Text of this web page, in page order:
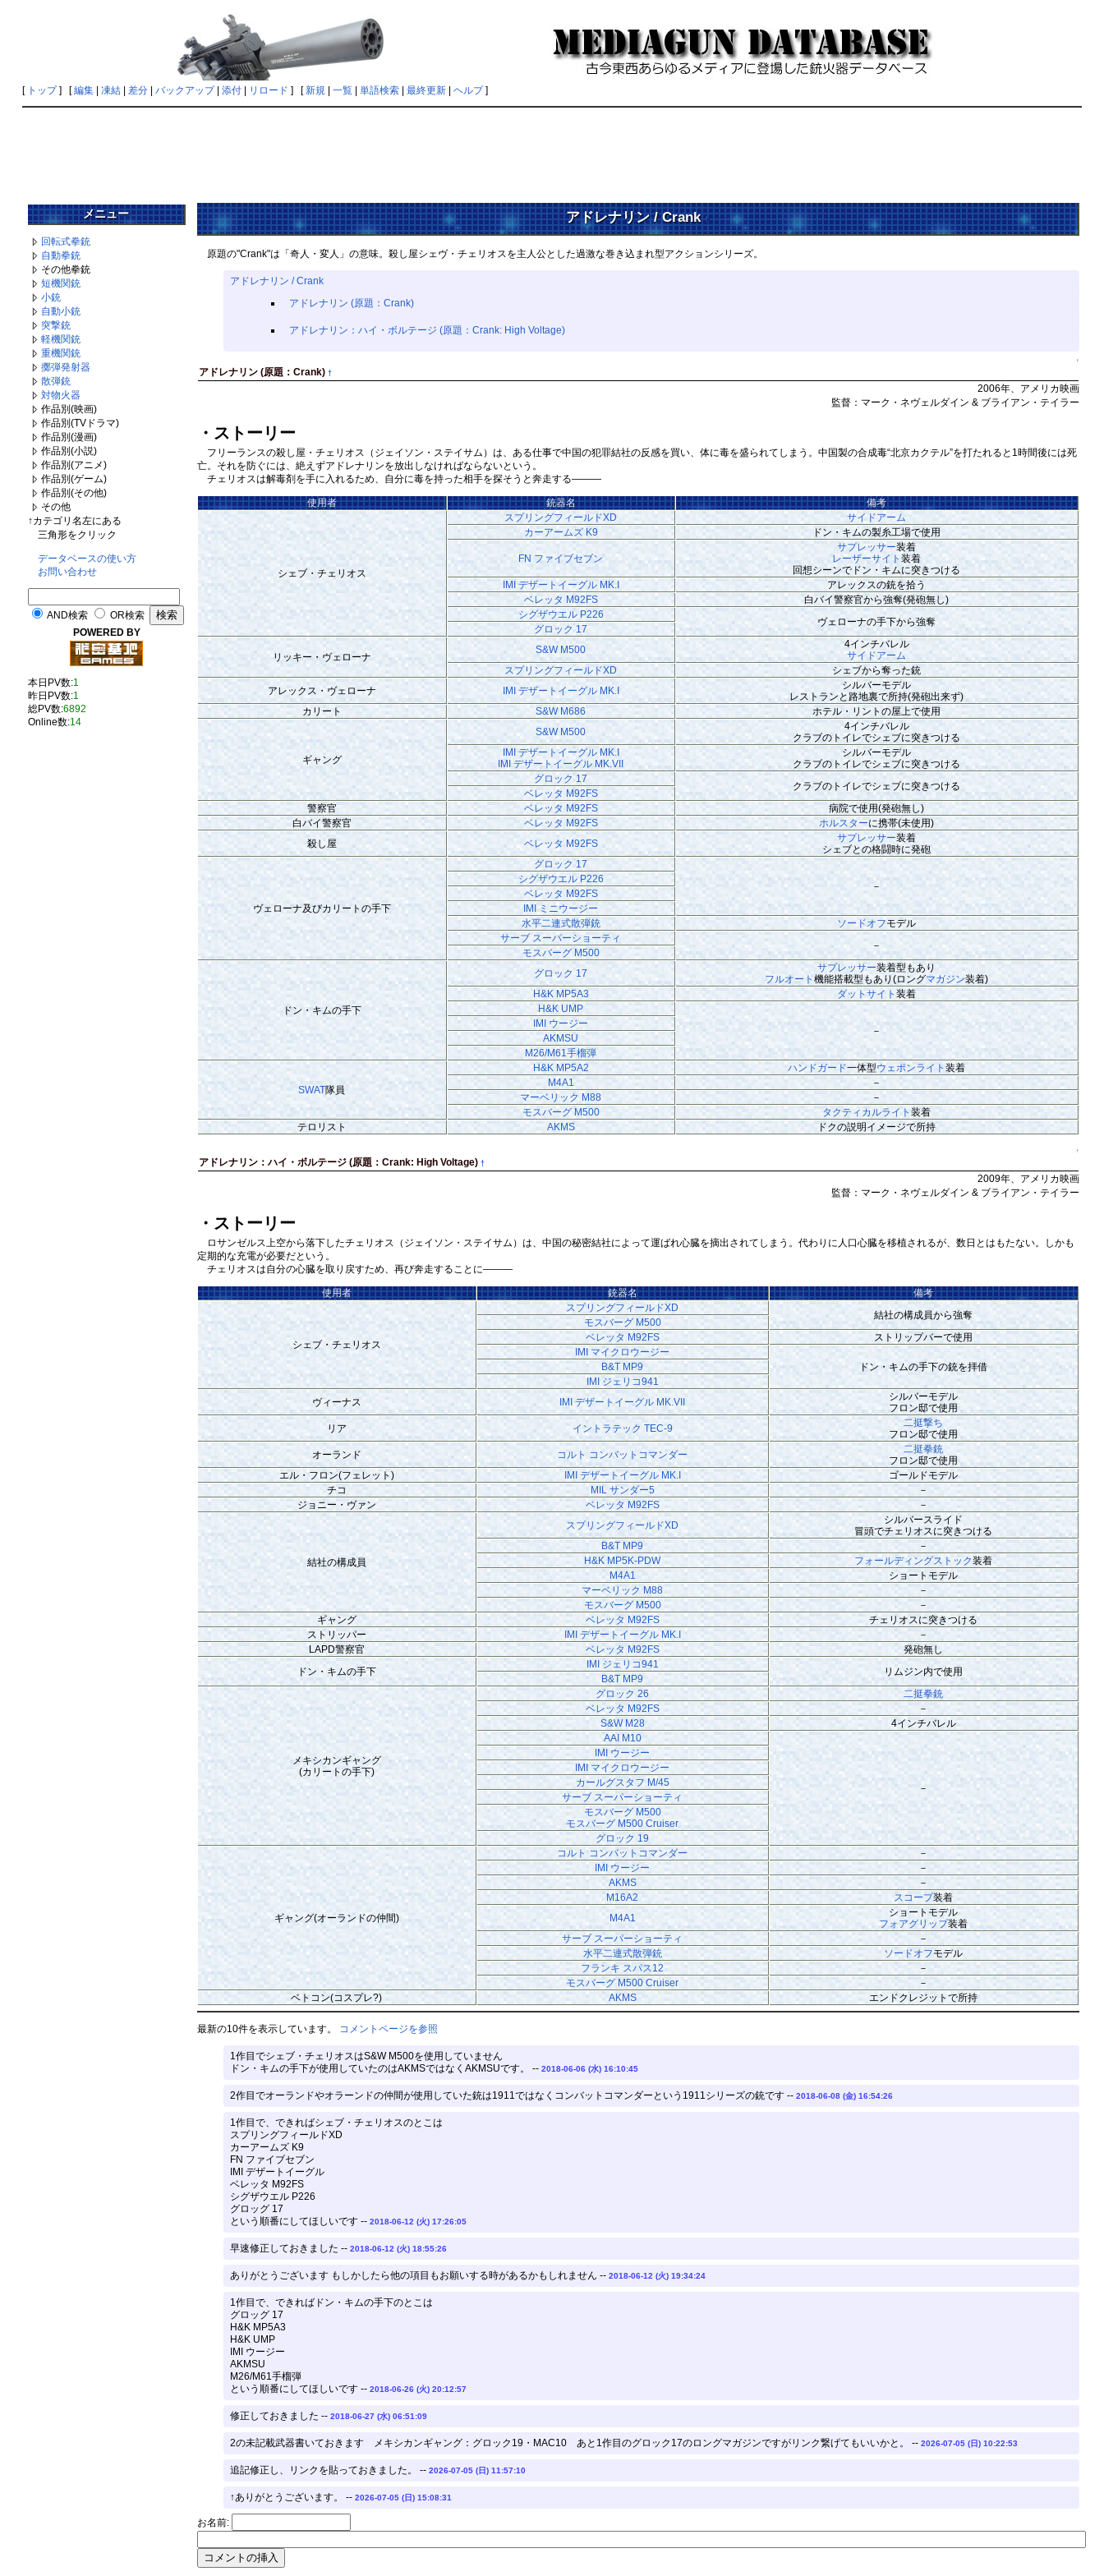
[ トップ] [編集| 凍結| 差分| バックアップ| 添付| リロード ] [新規| 一覧| 単語検索| 最終更新| ヘルプ]
メニュー
回転式拳銃
自動拳銃
その他拳銃
短機関銃
小銃
自動小銃
突撃銃
軽機関銃
重機関銃
擲弾発射器
散弾銃
対物火器
作品別(映画)
作品別(TVドラマ)
作品別(漫画)
作品別(小説)
作品別(アニメ)
作品別(ゲーム)
作品別(その他)
その他
↑カテゴリ名左にある
三角形をクリック
データベースの使い方
お問い合わせ
AND検索
OR検索
POWERED BY
本日PV数:1
昨日PV数:1
総PV数:6892
Online数:14
アドレナリン / Crank†
原題の"Crank"は「奇人・変人」の意味。殺し屋シェヴ・チェリオスを主人公とした過激な巻き込まれ型アクションシリーズ。
アドレナリン / Crank
アドレナリン (原題：Crank)
アドレナリン：ハイ・ボルテージ (原題：Crank: High Voltage)
↑
アドレナリン (原題：Crank) †
2006年、アメリカ映画
監督：マーク・ネヴェルダイン & ブライアン・テイラー
・ストーリー
フリーランスの殺し屋・チェリオス（ジェイソン・ステイサム）は、ある仕事で中国の犯罪結社の反感を買い、体に毒を盛られてしまう。中国製の合成毒“北京カクテル”を打たれると1時間後には死
亡。それを防ぐには、絶えずアドレナリンを放出しなければならないという。
チェリオスは解毒剤を手に入れるため、自分に毒を持った相手を探そうと奔走する―――
使用者 銃器名 備考
シェブ・チェリオス
スプリングフィールドXD
サイドアーム
カーアームズ K9
ドン・キムの製糸工場で使用
FN ファイブセブン
サプレッサー装着
レーザーサイト装着
回想シーンでドン・キムに突きつける
IMI デザートイーグル MK.I
アレックスの銃を拾う
ベレッタ M92FS
白バイ警察官から強奪(発砲無し)
シグザウエル P226
ヴェローナの手下から強奪
グロック 17
リッキー・ヴェローナ
S&W M500
4インチバレル
サイドアーム
スプリングフィールドXD
シェブから奪った銃
アレックス・ヴェローナ
IMI デザートイーグル MK.I
シルバーモデル
レストランと路地裏で所持(発砲出来ず)
カリート
S&W M686 ホテル・リントの屋上で使用
ギャング
S&W M500
4インチバレル
クラブのトイレでシェブに突きつける
IMI デザートイーグル MK.I
IMI デザートイーグル MK.VII
シルバーモデル
クラブのトイレでシェブに突きつける
グロック 17
クラブのトイレでシェブに突きつける
ベレッタ M92FS
警察官
ベレッタ M92FS
病院で使用(発砲無し)
白バイ警察官
ベレッタ M92FS ホルスターに携帯(未使用)
殺し屋
ベレッタ M92FS サプレッサー装着
シェブとの格闘時に発砲
ヴェローナ及びカリートの手下
グロック 17
－
シグザウエル P226
ベレッタ M92FS
IMI ミニウージー
水平二連式散弾銃
ソードオフモデル
サーブ スーパーショーティ
－
モスバーグ M500
ドン・キムの手下
グロック 17 サプレッサー装着型もあり
フルオート機能搭載型もあり(ロングマガジン装着)
H&K MP5A3
ダットサイト装着
H&K UMP
－
IMI ウージー
AKMSU
M26/M61手榴弾
SWAT隊員
H&K MP5A2 ハンドガード一体型ウェポンライト装着
M4A1
－
マーベリック M88
－
モスバーグ M500
タクティカルライト装着
テロリスト
AKMS ドクの説明イメージで所持
↑
アドレナリン：ハイ・ボルテージ (原題：Crank: High Voltage) †
2009年、アメリカ映画
監督：マーク・ネヴェルダイン & ブライアン・テイラー
・ストーリー
ロサンゼルス上空から落下したチェリオス（ジェイソン・ステイサム）は、中国の秘密結社によって運ばれ心臓を摘出されてしまう。代わりに人口心臓を移植されるが、数日とはもたない。しかも
定期的な充電が必要だという。
チェリオスは自分の心臓を取り戻すため、再び奔走することに―――
使用者 銃器名 備考
シェブ・チェリオス
スプリングフィールドXD
結社の構成員から強奪
モスバーグ M500
ベレッタ M92FS
ストリップバーで使用
IMI マイクロウージー
ドン・キムの手下の銃を拝借
B&T MP9
IMI ジェリコ941
ヴィーナス
IMI デザートイーグル MK.VII
シルバーモデル
フロン邸で使用
リア
イントラテック TEC-9
二挺撃ち
フロン邸で使用
オーランド
コルト コンバットコマンダー
二挺拳銃
フロン邸で使用
エル・フロン(フェレット)
IMI デザートイーグル MK.I
ゴールドモデル
チコ
MIL サンダー5
－
ジョニー・ヴァン
ベレッタ M92FS －
結社の構成員
スプリングフィールドXD
シルバースライド
冒頭でチェリオスに突きつける
B&T MP9
－
H&K MP5K-PDW
フォールディングストック装着
M4A1
ショートモデル
マーベリック M88
－
モスバーグ M500
－
ギャング
ベレッタ M92FS
チェリオスに突きつける
ストリッパー
IMI デザートイーグル MK.I
－
LAPD警察官
ベレッタ M92FS
発砲無し
ドン・キムの手下
IMI ジェリコ941
リムジン内で使用
B&T MP9
メキシカンギャング
(カリートの手下)
グロック 26
二挺拳銃
ベレッタ M92FS
－
S&W M28
4インチバレル
AAI M10
－
IMI ウージー
IMI マイクロウージー
カールグスタフ M/45
サーブ スーパーショーティ
モスバーグ M500
モスバーグ M500 Cruiser
グロック 19
ギャング(オーランドの仲間)
コルト コンバットコマンダー
－
IMI ウージー
－
AKMS
－
M16A2
スコープ装着
M4A1
ショートモデル
フォアグリップ装着
サーブ スーパーショーティ
－
水平二連式散弾銃
ソードオフモデル
フランキ スパス12
－
モスバーグ M500 Cruiser
－
ベトコン(コスプレ?)
AKMS エンドクレジットで所持
最新の10件を表示しています。 コメントページを参照
1作目でシェブ・チェリオスはS&W M500を使用していません
ドン・キムの手下が使用していたのはAKMSではなくAKMSUです。 -- 2018-06-06 (水) 16:10:45
2作目でオーランドやオラーンドの仲間が使用していた銃は1911ではなくコンバットコマンダーという1911シリーズの銃です -- 2018-06-08 (金) 16:54:26
1作目で、できればシェブ・チェリオスのとこは
スプリングフィールドXD
カーアームズ K9
FN ファイブセブン
IMI デザートイーグル
ベレッタ M92FS
シグザウエル P226
グロッグ 17
という順番にしてほしいです -- 2018-06-12 (火) 17:26:05
早速修正しておきました -- 2018-06-12 (火) 18:55:26
ありがとうございます もしかしたら他の項目もお願いする時があるかもしれません -- 2018-06-12 (火) 19:34:24
1作目で、できればドン・キムの手下のとこは
グロッグ 17
H&K MP5A3
H&K UMP
IMI ウージー
AKMSU
M26/M61手榴弾
という順番にしてほしいです -- 2018-06-26 (火) 20:12:57
修正しておきました -- 2018-06-27 (水) 06:51:09
2の未記載武器書いておきます メキシカンギャング：グロック19・MAC10 あと1作目のグロック17のロングマガジンですがリンク繋げてもいいかと。 -- 2026-07-05 (日) 10:22:53
追記修正し、リンクを貼っておきました。 -- 2026-07-05 (日) 11:57:10
↑ありがとうございます。 -- 2026-07-05 (日) 15:08:31
お名前: